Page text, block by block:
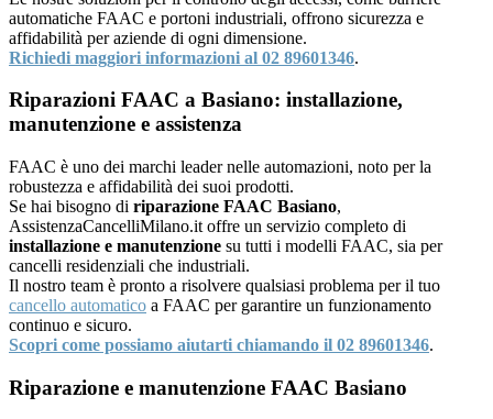
automatiche FAAC e portoni industriali, offrono sicurezza e
affidabilità per aziende di ogni dimensione.
Richiedi maggiori informazioni al 02 89601346.
Riparazioni FAAC a Basiano: installazione,
manutenzione e assistenza
FAAC è uno dei marchi leader nelle automazioni, noto per la
robustezza e affidabilità dei suoi prodotti.
Se hai bisogno di riparazione FAAC Basiano,
AssistenzaCancelliMilano.it offre un servizio completo di
installazione e manutenzione su tutti i modelli FAAC, sia per
cancelli residenziali che industriali.
Il nostro team è pronto a risolvere qualsiasi problema per il tuo
cancello automatico a FAAC per garantire un funzionamento
continuo e sicuro.
Scopri come possiamo aiutarti chiamando il 02 89601346.
Riparazione e manutenzione FAAC Basiano